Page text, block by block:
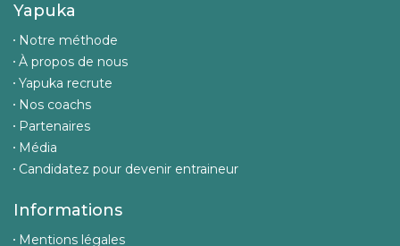
Yapuka
Notre méthode
À propos de nous
Yapuka recrute
Nos coachs
Partenaires
Média
Candidatez pour devenir entraineur
Informations
Mentions légales